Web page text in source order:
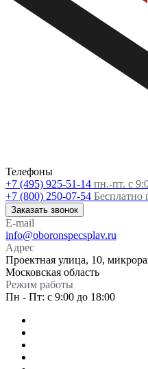
Телефоны
+7 (495) 925-51-14 пн.-пт. с
+7 (800) 250-07-54 Бесплатно
Заказать звонок
E-mail
info@oboronspecsplav.ru
Адрес
Проектная улица, 10,
Московская область
Режим работы
Пн - Пт: с 9:00 до 18:00